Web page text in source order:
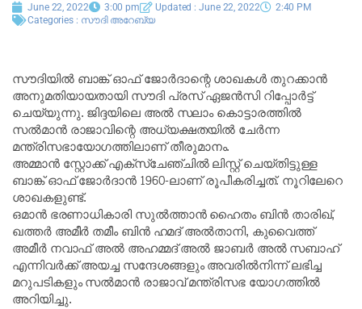
June 22, 2022 3:00 pm Updated : June 22, 2022
2:40 PM
Categories : സൗദി അറേബ്യ
സൗദിയിൽ ബാങ്ക് ഓഫ് ജോർദാന്റെ ശാഖകൾ തുറക്കാൻ
അനുമതിയായതായി സൗദി പ്രസ് ഏജൻസി റിപ്പോർട്ട്
ചെയ്യുന്നു. ജിദ്ദയിലെ അൽ സലാം കൊട്ടാരത്തിൽ
സൽമാൻ രാജാവിന്റെ അധ്യക്ഷതയിൽ ചേർന്ന
മന്ത്രിസഭായോഗത്തിലാണ് തീരുമാനം.
അമ്മാൻ സ്റ്റോക്ക് എക്സ്ചേഞ്ചിൽ ലിസ്റ്റ് ചെയ്തിട്ടുള്ള
ബാങ്ക് ഓഫ് ജോർദാൻ 1960-ലാണ് രൂപീകരിച്ചത്. നൂറിലേറെ
ശാഖകളുണ്ട്.
ഒമാൻ ഭരണാധികാരി സുൽത്താൻ ഹൈതം ബിൻ താരിഖ്,
ഖത്തർ അമീർ തമീം ബിൻ ഹമദ് അൽതാനി, കുവൈത്ത്
അമീർ നവാഫ് അൽ അഹമ്മദ് അൽ ജാബർ അൽ സബാഹ്
എന്നിവർക്ക് അയച്ച സന്ദേശങ്ങളും അവരിൽനിന്ന് ലഭിച്ച
മറുപടികളും സൽമാൻ രാജാവ് മന്ത്രിസഭ യോഗത്തിൽ
അറിയിച്ചു.